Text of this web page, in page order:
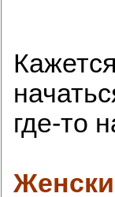
где-то